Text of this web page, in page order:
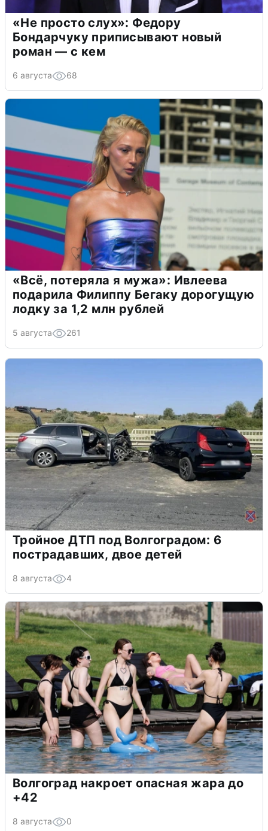
«Не просто слух»: Федору
Бондарчуку приписывают новый
роман — с кем
6 августа 68
«Всё, потеряла я мужа»: Ивлеева
подарила Филиппу Бегаку дорогущую
лодку за 1,2 млн рублей
5 августа 261
Тройное ДТП под Волгоградом: 6
пострадавших, двое детей
8 августа 4
Волгоград накроет опасная жара до
+42
8 августа 0